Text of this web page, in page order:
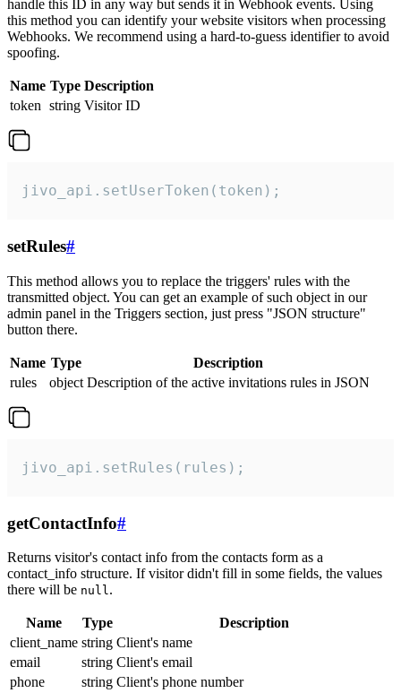
handle this ID in any way but sends it in Webhook events. Using
this method you can identify your website visitors when processing
Webhooks. We recommend using a hard-to-guess identifier to avoid
spoofing.
Name Type Description
token string Visitor ID
jivo_api.setUserToken(token);
setRules#
This method allows you to replace the triggers' rules with the
transmitted object. You can get an example of such object in our
admin panel in the Triggers section, just press "JSON structure"
button there.
Name Type
Description
rules
object Description of the active invitations rules in JSON
jivo_api.setRules(rules);
getContactInfo#
Returns visitor's contact info from the contacts form as a
contact_info structure. If visitor didn't fill in some fields, the values
there will be null.
Name Type
Description
client_name string Client's name
email
string Client's email
phone
string Client's phone number